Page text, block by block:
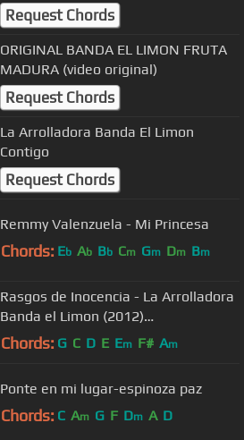
Request Chords
ORIGINAL BANDA EL LIMON FRUTA
MADURA (video original)
Request Chords
La Arrolladora Banda El Limon
Contigo
Request Chords
Remmy Valenzuela - Mi Princesa
Chords: Eb Ab Bb Cm Gm Dm Bm
Rasgos de Inocencia - La Arrolladora
Banda el Limon (2012)
"IRREVERSIBLE"
Chords: G C D E Em F# Am
Ponte en mi lugar-espinoza paz
Chords: C Am G F Dm A D